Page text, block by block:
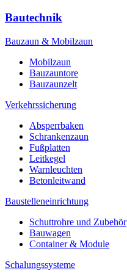
Bautechnik
Bauzaun & Mobilzaun
Mobilzaun
Bauzauntore
Bauzaunzelt
Verkehrssicherung
Absperrbaken
Schrankenzaun
Fußplatten
Leitkegel
Warnleuchten
Betonleitwand
Baustelleneinrichtung
Schuttrohre und Zubehör
Bauwagen
Container & Module
Schalungssysteme